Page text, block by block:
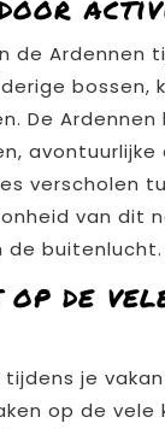
de Ardennen
bossen,
De
verscholen
van dit
de buitenlucht.
op de
je
op de vele